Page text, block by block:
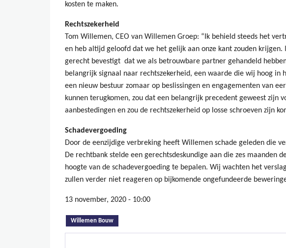
kosten te maken.
Rechtszekerheid
Tom Willemen, CEO van Willemen Groep: “Ik behield steeds het
en heb altijd geloofd dat we het gelijk aan onze kant zouden krijgen.
gerecht bevestigt dat we als betrouwbare partner gehandeld
belangrijk signaal naar rechtszekerheid, een waarde die wij hoog in
een nieuw bestuur zomaar op beslissingen en engagementen van
kunnen terugkomen, zou dat een belangrijk precedent geweest zijn
aanbestedingen en zou de rechtszekerheid op losse schroeven zijn
Schadevergoeding
Door de eenzijdige verbreking heeft Willemen schade geleden die
De rechtbank stelde een gerechtsdeskundige aan die zes maanden
hoogte van de schadevergoeding te bepalen. Wij wachten het
zullen verder niet reageren op bijkomende ongefundeerde
13 november, 2020 - 10:00
Willemen Bouw